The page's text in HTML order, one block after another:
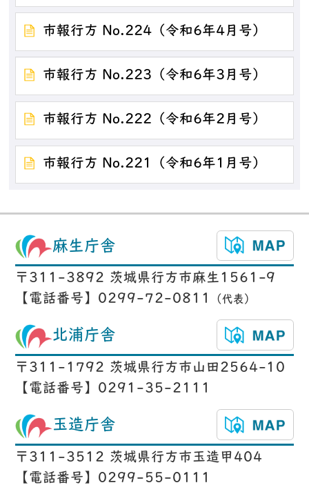
市報行方 No.224（令和6年4月号）
市報行方 No.223（令和6年3月号）
市報行方 No.222（令和6年2月号）
市報行方 No.221（令和6年1月号）
麻生庁舎
〒311-3892 茨城県行方市麻生1561-9
【電話番号】0299-72-0811
（代表）
北浦庁舎
〒311-1792 茨城県行方市山田2564-10
【電話番号】0291-35-2111
玉造庁舎
〒311-3512 茨城県行方市玉造甲404
【電話番号】0299-55-0111